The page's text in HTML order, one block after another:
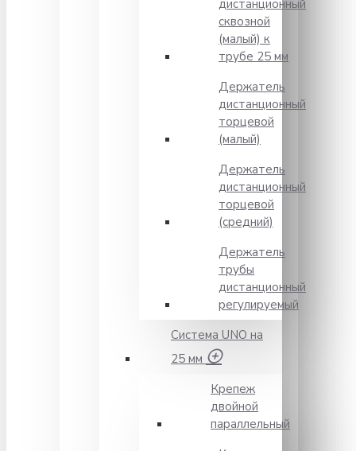
дистанционный
сквозной
(малый) к
трубе 25 мм
Держатель
дистанционный
торцевой
(малый)
Держатель
дистанционный
торцевой
(средний)
Держатель
трубы
дистанционный
регулируемый
Система UNO на
25 мм
Крепеж
двойной
параллельный